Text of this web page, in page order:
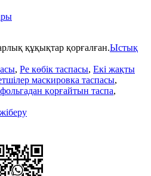
құқықтар қорғалған.Ыстық
, Pe көбік таспасы, Екі жақты
маскировка таспасы,
қорғайтын таспа,